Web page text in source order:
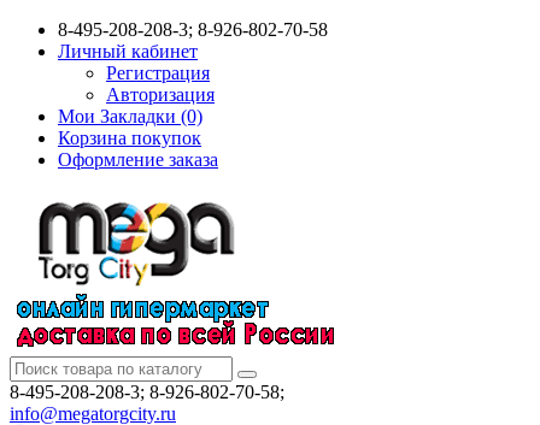
8-495-208-208-3; 8-926-802-70-58
Личный кабинет
Регистрация
Авторизация
Мои Закладки (0)
Корзина покупок
Оформление заказа
8-495-208-208-3; 8-926-802-70-58;
info@megatorgcity.ru